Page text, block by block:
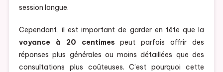
session longue.
Cependant, il est important de garder en tête que la
voyance à 20 centimes peut parfois offrir des
réponses plus générales ou moins détaillées que des
consultations plus coûteuses. C’est pourquoi cette